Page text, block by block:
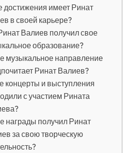
достижения имеет Ринат
в своей карьере?
Валиев получил свое
образование?
музыкальное направление
Ринат Валиев?
концерты и выступления
с участием Рината
награды получил Ринат
за свою творческую